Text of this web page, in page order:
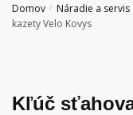
Domov / Náradie a servis
kazety Velo Kovys
Kľúč